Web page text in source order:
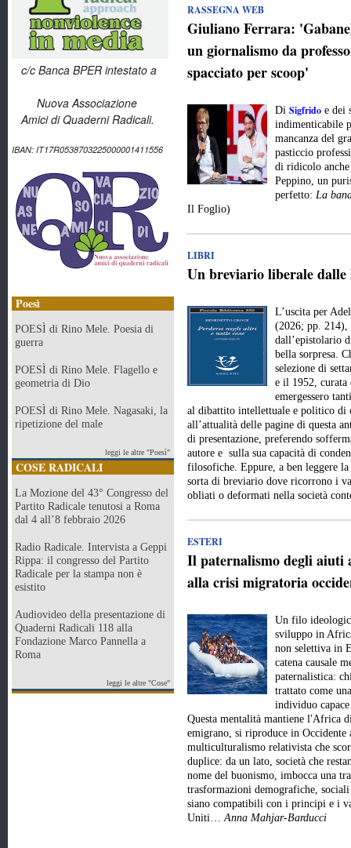
c/c Banca BPER intestato a
Nuova Associazione
Amici di Quaderni Radicali.
IBAN: IT17R0538703225000001411556
Poesì
POESÌ di Rino Mele. Poesia di
guerra
POESÌ di Rino Mele. Flagello e
geometria di Dio
POESÌ di Rino Mele. Nagasaki, la
ripetizione del male
leggi le altre "Poesì"
COSE RADICALI
La Mozione del 43° Congresso del
Partito Radicale tenutosi a Roma
dal 4 all’8 febbraio 2026
Radio Radicale. Intervista a Geppi
Rippa: il congresso del Partito
Radicale per la stampa non è
esistito
Audiovideo della presentazione di
Quaderni Radicali 118 alla
Fondazione Marco Pannella a
Roma
leggi le altre "Cose"
RASSEGNA WEB
Giuliano Ferrara:
un giornalismo da
spacciato per scoop'
Di Sigfrido e dei
indimenticabile
mancanza del
pasticcio
di ridicolo anche
Peppino, un
perfetto: La
Il Foglio)
LIBRI
Un breviario liberale dalle
L’uscita per
(2026; pp. 214),
dall’epistolario
bella sorpresa.
selezione di
e il 1952, curata
emergessero
al dibattito intellettuale e politico di
all’attualità delle pagine di questa
di presentazione, preferendo
autore e sulla sua capacità di
filosofiche. Eppure, a ben leggere la
sorta di breviario dove ricorrono i
obliati o deformati nella società
ESTERI
Il paternalismo degli aiuti
alla crisi migratoria
Un filo
sviluppo in
non selettiva in
catena causale
paternalistica:
trattato come
individuo
Questa mentalità mantiene l'Africa
emigrano, si riproduce in Occidente
multiculturalismo relativista che
duplice: da un lato, società che
nome del buonismo, imbocca una
trasformazioni demografiche,
siano compatibili con i principi e i
Uniti…Anna Mahjar-Barducci